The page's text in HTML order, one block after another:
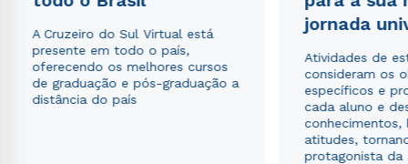
A Cruzeiro do Sul Virtual está
presente em todo o país,
oferecendo os melhores cursos
de graduação e pós-graduação a
distância do país
jornada
Atividades de
consideram os
específicos e
cada aluno e
conhecimentos,
atitudes,
protagonista da